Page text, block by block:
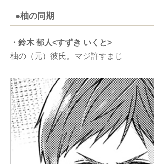
●柚の同期
・鈴木 郁人<すずき いくと>
柚の（元）彼氏。マジ許すまじ